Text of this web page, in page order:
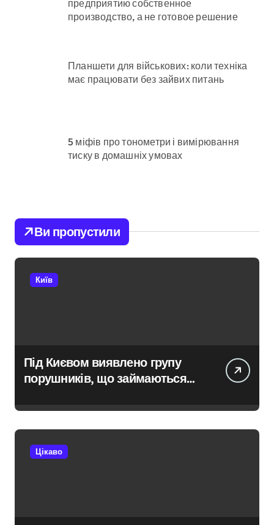
предприятию собственное
производство, а не готовое решение
Планшети для військових: коли техніка
має працювати без зайвих питань
5 міфів про тонометри і вимірювання
тиску в домашніх умовах
Ви пропустили
Київ
Під Києвом виявлено групу
порушників, що займаються
Цікаво